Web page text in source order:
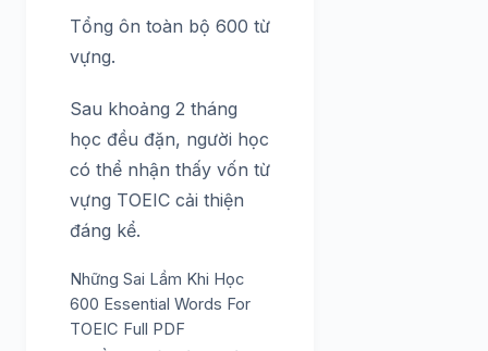
Tổng ôn toàn bộ 600 từ
vựng.
Sau khoảng 2 tháng
học đều đặn, người học
có thể nhận thấy vốn từ
vựng TOEIC cải thiện
đáng kể.
Những Sai Lầm Khi Học
600 Essential Words For
TOEIC Full PDF